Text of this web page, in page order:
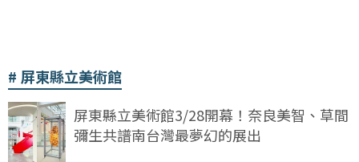
屏東縣立美術館
屏東縣立美術館3/28開幕！奈良美智、草間
彌生共譜南台灣最夢幻的展出